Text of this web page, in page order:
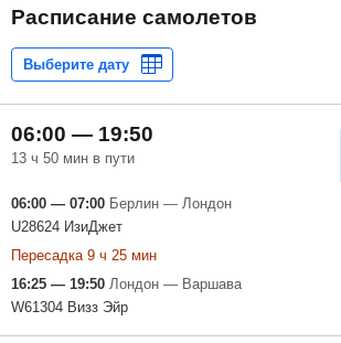
Расписание самолетов
06:00 — 19:50
13 ч 50 мин в пути
06:00 — 07:00 Берлин — Лондон
U28624 ИзиДжет
Пересадка 9 ч 25 мин
16:25 — 19:50 Лондон — Варшава
W61304 Визз Эйр